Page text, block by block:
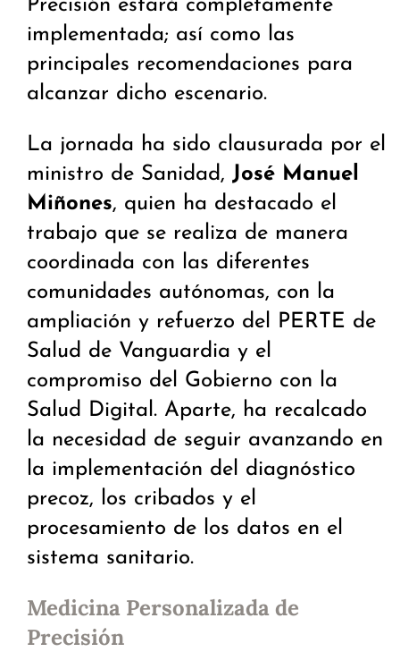
Precisión estará completamente
implementada; así como las
principales recomendaciones para
alcanzar dicho escenario.
La jornada ha sido clausurada por el
ministro de Sanidad, José Manuel
Miñones, quien ha destacado el
trabajo que se realiza de manera
coordinada con las diferentes
comunidades autónomas, con la
ampliación y refuerzo del PERTE de
Salud de Vanguardia y el
compromiso del Gobierno con la
Salud Digital. Aparte, ha recalcado
la necesidad de seguir avanzando en
la implementación del diagnóstico
precoz, los cribados y el
procesamiento de los datos en el
sistema sanitario.
Medicina Personalizada de
Precisión